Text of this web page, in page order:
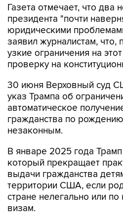
Газета отмечает, что два
президента "почти
юридическими
заявил журналистам,
узкие ограничения на
проверку на
30 июня Верховный суд
указ Трампа об
автоматическое
гражданства по
незаконным.
В январе 2025 года
который прекращает
выдачи гражданства
территории США, если
стране нелегально или
визам.